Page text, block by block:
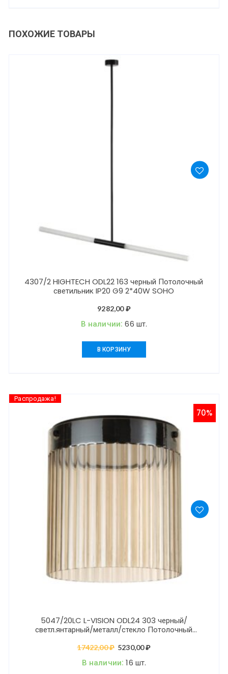
ПОХОЖИЕ ТОВАРЫ
4307/2 HIGHTECH ODL22 163 черный Потолочный
светильник IP20 G9 2*40W SOHO
9282,00₽
В наличии:66 шт.
В КОРЗИНУ
Распродажа!
5047/20LC L-VISION ODL24 303 черный/
светл.янтарный/металл/стекло Потолочный
17422,00₽ Первоначальная
цена
5230,00₽Текущая
В наличии:16 шт.
70%